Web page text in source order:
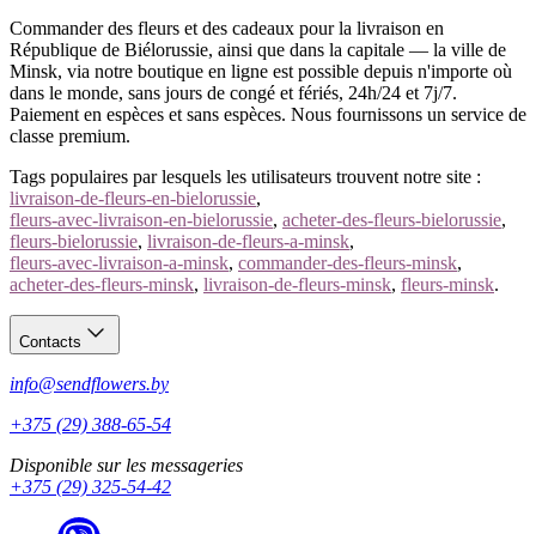
Commander des fleurs et des cadeaux pour la livraison en
République de Biélorussie, ainsi que dans la capitale — la ville de
Minsk, via notre boutique en ligne est possible depuis n'importe où
dans le monde, sans jours de congé et fériés, 24h/24 et 7j/7.
Paiement en espèces et sans espèces. Nous fournissons un service de
classe premium.
Tags populaires par lesquels les utilisateurs trouvent notre site :
livraison-de-fleurs-en-bielorussie,
fleurs-avec-livraison-en-bielorussie, acheter-des-fleurs-bielorussie,
fleurs-bielorussie, livraison-de-fleurs-a-minsk,
fleurs-avec-livraison-a-minsk, commander-des-fleurs-minsk,
acheter-des-fleurs-minsk, livraison-de-fleurs-minsk, fleurs-minsk.
Contacts
info@sendflowers.by
+375 (29) 388-65-54
Disponible sur les messageries
+375 (29) 325-54-42